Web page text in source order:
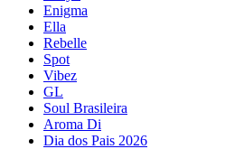
Enigma
Ella
Rebelle
Spot
Vibez
GL
Soul Brasileira
Aroma Di
Dia dos Pais 2026